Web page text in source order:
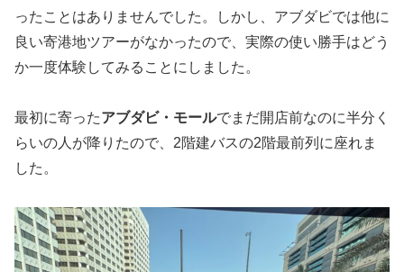
ったことはありませんでした。しかし、アブダビでは他に
良い寄港地ツアーがなかったので、実際の使い勝手はどう
か一度体験してみることにしました。
最初に寄ったアブダビ・モールでまだ開店前なのに半分く
らいの人が降りたので、2階建バスの2階最前列に座れま
した。